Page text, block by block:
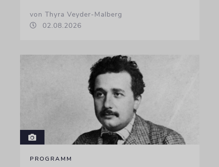
von Thyra Veyder-Malberg
02.08.2026
PROGRAMM